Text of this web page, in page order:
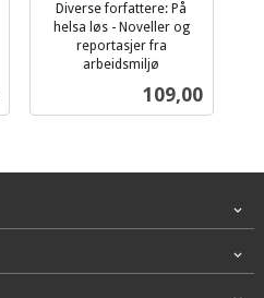
Diverse forfattere: På
helsa løs - Noveller og
reportasjer fra
arbeidsmiljø
Pris
109,00